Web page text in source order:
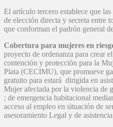
El artículo tercero establece que
de elección directa y secreta entre
que conforman el padrón general
Cobertura para mujeres en
proyecto de ordenanza para crear
contención y protección para la
Plata (CECIMU), que promueve
gratuito para estará dirigida en
Mujer afectada por la violencia de
; de emergencia habitacional
acceso al empleo en situación de
asesoramiento Legal y de